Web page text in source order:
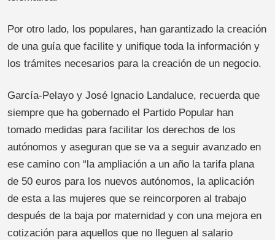
Por otro lado, los populares, han garantizado la creación
de una guía que facilite y unifique toda la información y
los trámites necesarios para la creación de un negocio.
García-Pelayo y José Ignacio Landaluce, recuerda que
siempre que ha gobernado el Partido Popular han
tomado medidas para facilitar los derechos de los
autónomos y aseguran que se va a seguir avanzado en
ese camino con “la ampliación a un año la tarifa plana
de 50 euros para los nuevos autónomos, la aplicación
de esta a las mujeres que se reincorporen al trabajo
después de la baja por maternidad y con una mejora en
cotización para aquellos que no lleguen al salario